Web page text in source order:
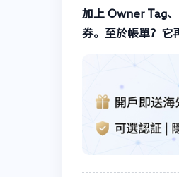
加上 Owner Tag
券。至於帳單？它